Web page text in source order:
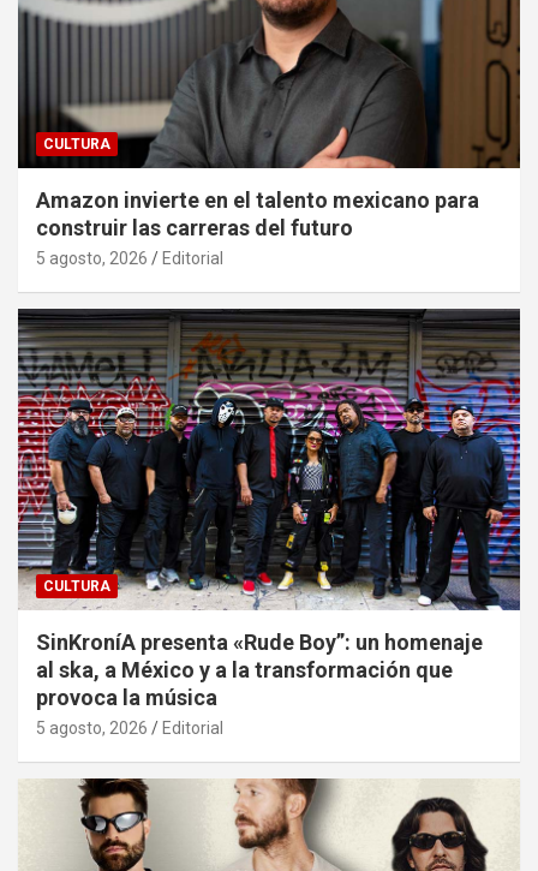
CULTURA
Amazon invierte en el talento mexicano para
construir las carreras del futuro
5 agosto, 2026 Editorial
CULTURA
SinKroníA presenta «Rude Boy”: un homenaje
al ska, a México y a la transformación que
provoca la música
5 agosto, 2026 Editorial